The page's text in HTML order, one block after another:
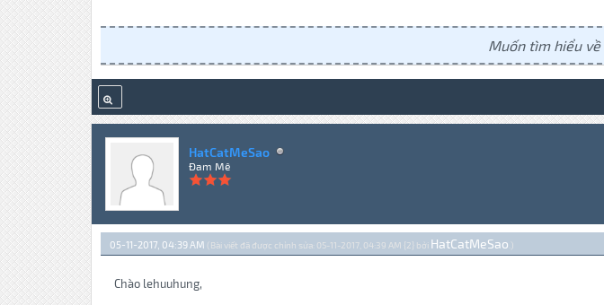
Muốn tìm hiểu
HatCatMeSao
Đam Mê
05-11-2017, 04:39 AM (Bài viết đã được chỉnh sửa: 05-11-2017, 04:39 AM {2} bởi HatCatMeSao .)
Chào lehuuhung,